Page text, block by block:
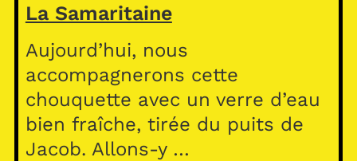
La Samaritaine
Aujourd’hui, nous
accompagnerons cette
chouquette avec un verre d’eau
bien fraîche, tirée du puits de
Jacob. Allons-y …